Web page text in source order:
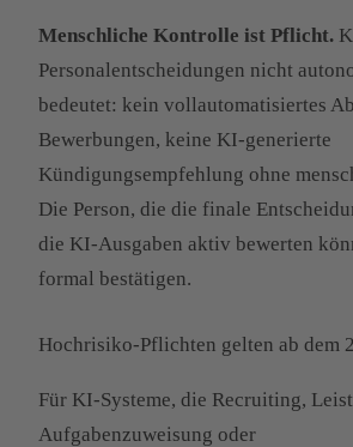
Menschliche Kontrolle ist Pflicht.
Personalentscheidungen nicht
bedeutet: kein vollautomatisiertes
Bewerbungen, keine KI-generierte
Kündigungsempfehlung ohne
Die Person, die die finale
die KI-Ausgaben aktiv bewerten
formal bestätigen.
Hochrisiko-Pflichten gelten ab dem
Für KI-Systeme, die Recruiting,
Aufgabenzuweisung oder